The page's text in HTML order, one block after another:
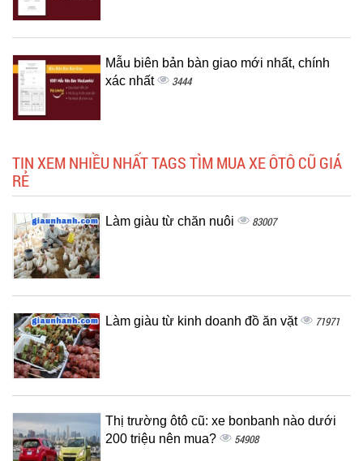
Mẫu biên bản bàn giao mới nhất, chính
xác nhất
3444
TIN XEM NHIỀU NHẤT TAGS TÌM MUA XE ÔTÔ CŨ GIÁ
RẺ
Làm giàu từ chăn nuôi 83007
Làm giàu từ kinh doanh đồ ăn vặt 71971
Thị trường ôtô cũ: xe bonbanh nào dưới
200 triệu nên mua?
54908